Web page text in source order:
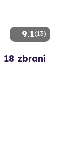
9.1(13)
18 zbraní